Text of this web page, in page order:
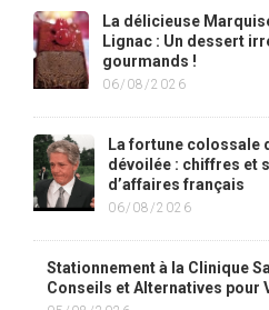
La délicieuse
Lignac : Un dessert
gourmands !
06/08/2026
La fortune colossale
dévoilée : chiffres et
d’affaires français
06/08/2026
Stationnement à la Clinique
Conseils et Alternatives pour